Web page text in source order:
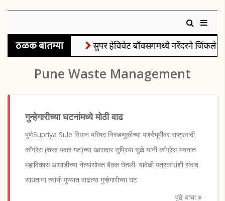
ठळक बातम्या सुपर हेविवेट बॉक्सिंगमध्ये नरेंदरने जिंकले
Pune Waste Management
गुन्हेगारीच्या घटनांमध्ये मोठी वाढ
पुणेSupriya Sule विधान परिषद निवडणुकीच्या पार्श्वभूमीवर राष्ट्रवादी
काँग्रेस (शरद पवार गट)च्या खासदार सुप्रिया सुळे यांनी काँग्रेस भवनात
महाविकास आघाडीच्या नेत्यांसोबत बैठक घेतली. यावेळी पत्रकारांशी संवाद
साधताना त्यांनी पुण्यात वाढत्या गुन्हेगारीच्या घट
पुढे वाचा